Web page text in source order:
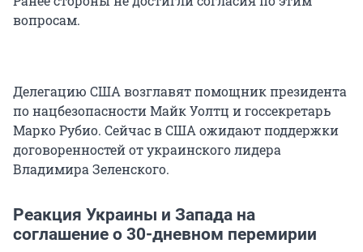
вопросам.
Делегацию США возглавят помощник президента
по нацбезопасности Майк Уолтц и госсекретарь
Марко Рубио. Сейчас в США ожидают поддержки
договоренностей от украинского лидера
Владимира Зеленского.
Реакция Украины и Запада на
соглашение о 30-дневном перемирии